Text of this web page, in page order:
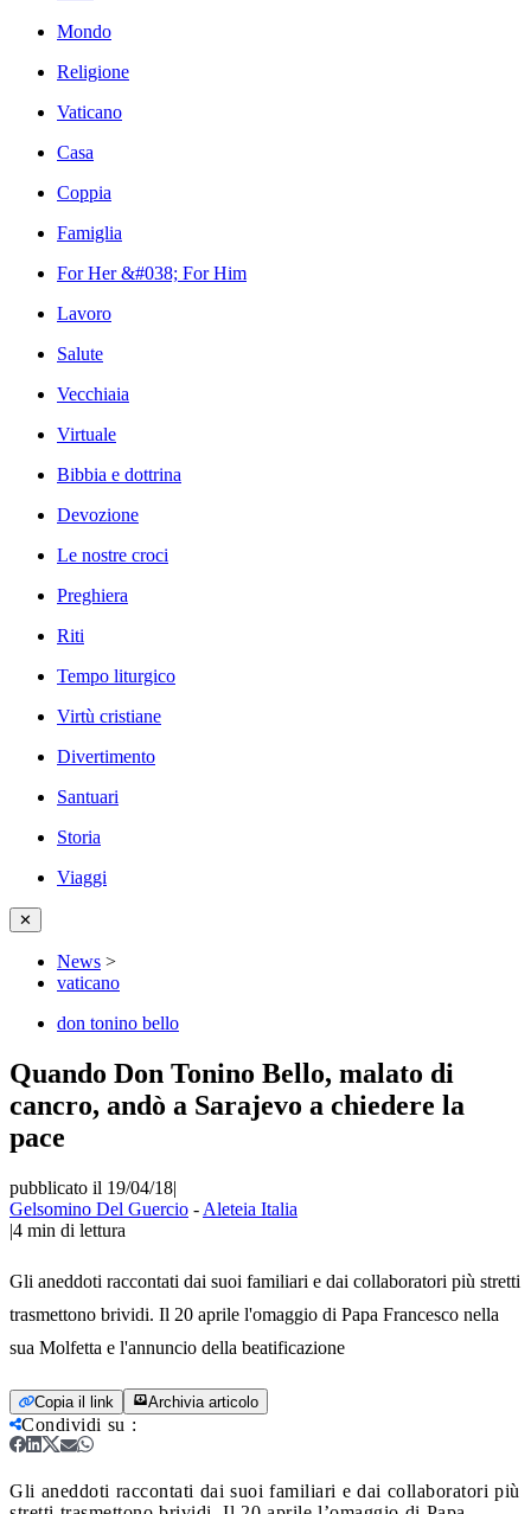
Mondo
Religione
Vaticano
Casa
Coppia
Famiglia
For Her &#038; For Him
Lavoro
Salute
Vecchiaia
Virtuale
Bibbia e dottrina
Devozione
Le nostre croci
Preghiera
Riti
Tempo liturgico
Virtù cristiane
Divertimento
Santuari
Storia
Viaggi
✕
News >
vaticano
don tonino bello
Quando Don Tonino Bello, malato di
cancro, andò a Sarajevo a chiedere la
pace
pubblicato il 19/04/18|
Gelsomino Del Guercio - Aleteia Italia
|4 min di lettura
Gli aneddoti raccontati dai suoi familiari e dai collaboratori più stretti
trasmettono brividi. Il 20 aprile l'omaggio di Papa Francesco nella
sua Molfetta e l'annuncio della beatificazione
Copia il link Archivia articolo
Condividi su :
Gli aneddoti raccontati dai suoi familiari e dai collaboratori più